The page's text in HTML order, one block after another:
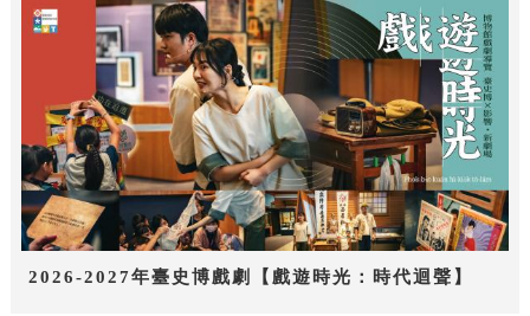
2026-2027年臺史博戲劇【戲遊時光：時代迴聲】